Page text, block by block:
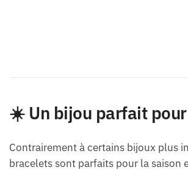
☀️ Un bijou parfait pour
Contrairement à certains bijoux plus
bracelets sont parfaits pour la saison